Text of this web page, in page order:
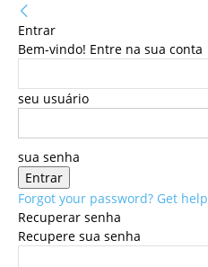
Entrar
Bem-vindo! Entre na sua conta
seu usuário
sua senha
Forgot your password? Get help
Recuperar senha
Recupere sua senha